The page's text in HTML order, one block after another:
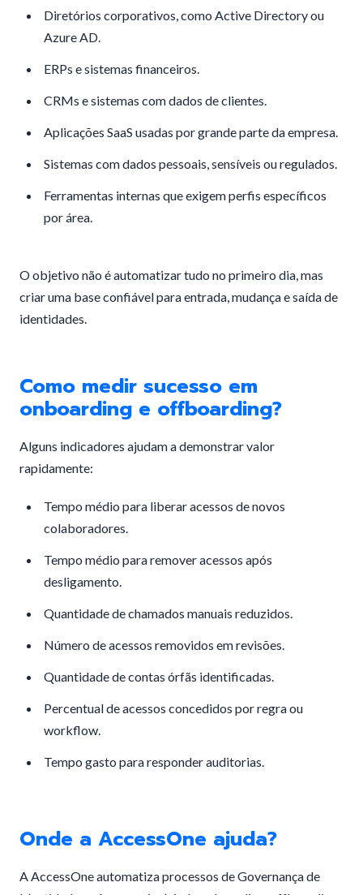
Diretórios corporativos, como Active Directory ou
Azure AD.
ERPs e sistemas financeiros.
CRMs e sistemas com dados de clientes.
Aplicações SaaS usadas por grande parte da empresa.
Sistemas com dados pessoais, sensíveis ou regulados.
Ferramentas internas que exigem perfis específicos
por área.
O objetivo não é automatizar tudo no primeiro dia, mas
criar uma base confiável para entrada, mudança e saída de
identidades.
Como medir sucesso em
onboarding e offboarding?
Alguns indicadores ajudam a demonstrar valor
rapidamente:
Tempo médio para liberar acessos de novos
colaboradores.
Tempo médio para remover acessos após
desligamento.
Quantidade de chamados manuais reduzidos.
Número de acessos removidos em revisões.
Quantidade de contas órfãs identificadas.
Percentual de acessos concedidos por regra ou
workflow.
Tempo gasto para responder auditorias.
Onde a AccessOne ajuda?
A AccessOne automatiza processos de Governança de